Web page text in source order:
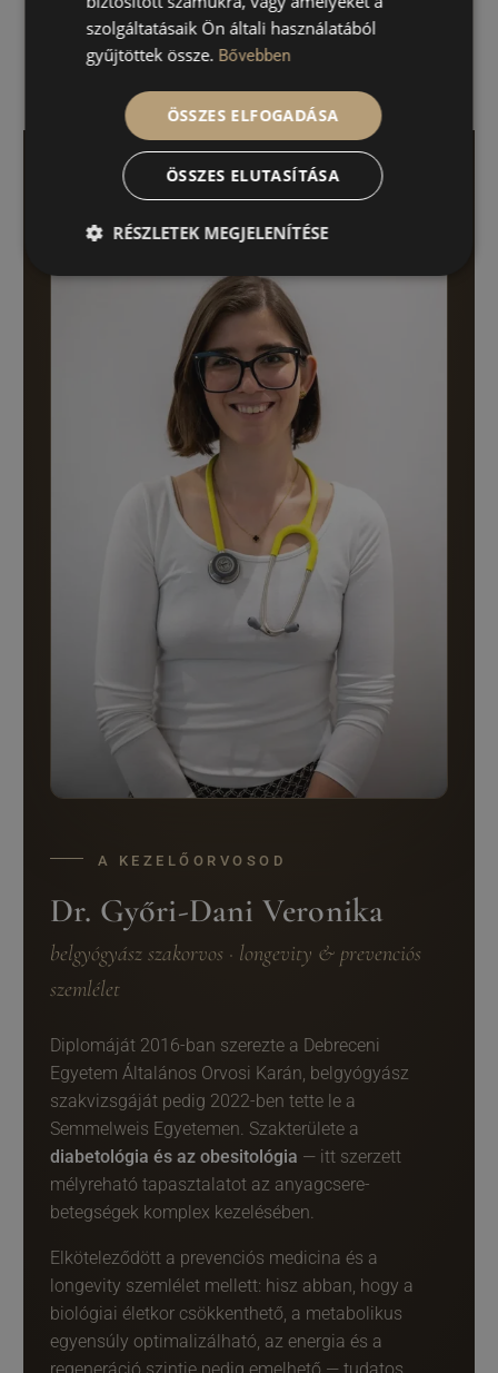
felügyeltmegoldást keresel
A KEZELŐORVOSOD
Dr. Győri-Dani Veronika
belgyógyász szakorvos · longevity & prevenciós
szemlélet
Diplomáját 2016-ban szerezte a Debreceni
Egyetem Általános Orvosi Karán, belgyógyász
szakvizsgáját pedig 2022-ben tette le a
Semmelweis Egyetemen. Szakterülete a
diabetológia és az obesitológia — itt szerzett
mélyreható tapasztalatot az anyagcsere-
betegségek komplex kezelésében.
Elköteleződött a prevenciós medicina és a
longevity szemlélet mellett: hisz abban, hogy a
biológiai életkor csökkenthető, a metabolikus
egyensúly optimalizálható, az energia és a
regeneráció szintje pedig emelhető — tudatos,
szolgáltatásaik Ön általi használatából
gyűjtöttek össze. Bővebben
ÖSSZES ELFOGADÁSA
ÖSSZES ELUTASÍTÁSA
RÉSZLETEK MEGJELENÍTÉSE